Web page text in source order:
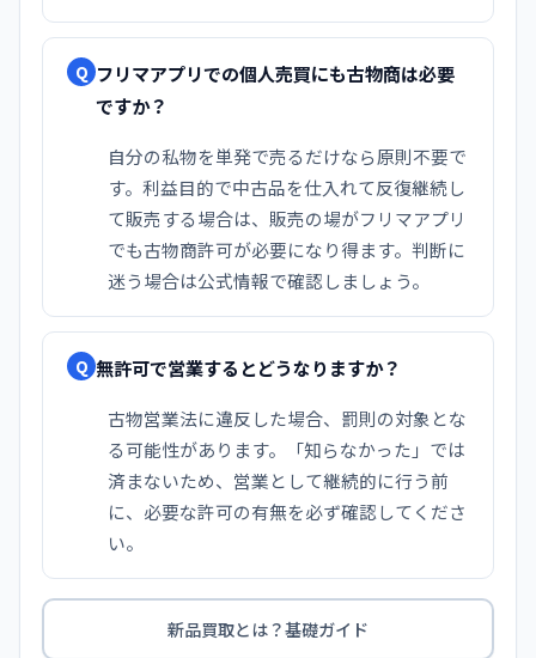
Q フリマアプリでの個人売買にも古物商は必要
ですか？
自分の私物を単発で売るだけなら原則不要で
す。利益目的で中古品を仕入れて反復継続し
て販売する場合は、販売の場がフリマアプリ
でも古物商許可が必要になり得ます。判断に
迷う場合は公式情報で確認しましょう。
Q 無許可で営業するとどうなりますか？
古物営業法に違反した場合、罰則の対象とな
る可能性があります。「知らなかった」では
済まないため、営業として継続的に行う前
に、必要な許可の有無を必ず確認してくださ
い。
新品買取とは？基礎ガイド